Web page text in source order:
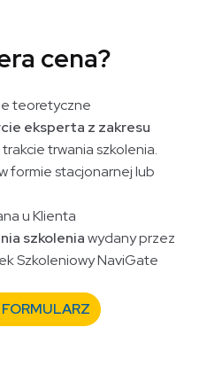
cena?
teoretyczne
eksperta z zakresu
trakcie trwania szkolenia.
formie stacjonarnej lub
u Klienta
szkoleniawydany przez
Szkoleniowy NaviGate